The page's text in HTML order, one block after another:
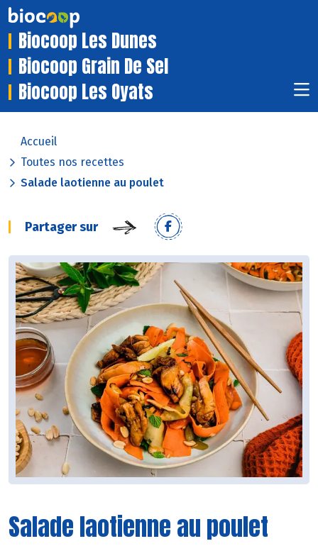
Biocoop Les Dunes
Biocoop Grain De Sel
Biocoop Les Oyats
Accueil
Toutes nos recettes
Salade laotienne au poulet
Partager sur
Salade laotienne au poulet